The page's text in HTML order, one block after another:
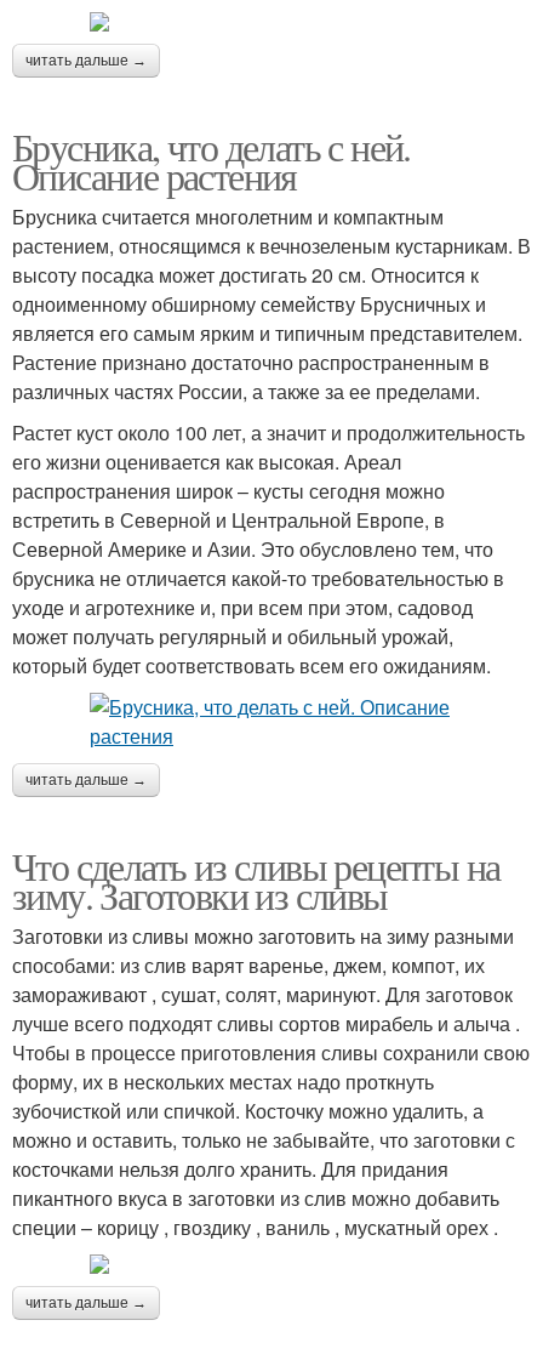
читать дальше →
Брусника, что делать с ней.
Описание растения
Брусника считается многолетним и компактным
растением, относящимся к вечнозеленым кустарникам. В
высоту посадка может достигать 20 см. Относится к
одноименному обширному семейству Брусничных и
является его самым ярким и типичным представителем.
Растение признано достаточно распространенным в
различных частях России, а также за ее пределами.
Растет куст около 100 лет, а значит и продолжительность
его жизни оценивается как высокая. Ареал
распространения широк – кусты сегодня можно
встретить в Северной и Центральной Европе, в
Северной Америке и Азии. Это обусловлено тем, что
брусника не отличается какой-то требовательностью в
уходе и агротехнике и, при всем при этом, садовод
может получать регулярный и обильный урожай,
который будет соответствовать всем его ожиданиям.
читать дальше →
Что сделать из сливы рецепты на
зиму. Заготовки из сливы
Заготовки из сливы можно заготовить на зиму разными
способами: из слив варят варенье, джем, компот, их
замораживают , сушат, солят, маринуют. Для заготовок
лучше всего подходят сливы сортов мирабель и алыча .
Чтобы в процессе приготовления сливы сохранили свою
форму, их в нескольких местах надо проткнуть
зубочисткой или спичкой. Косточку можно удалить, а
можно и оставить, только не забывайте, что заготовки с
косточками нельзя долго хранить. Для придания
пикантного вкуса в заготовки из слив можно добавить
специи – корицу , гвоздику , ваниль , мускатный орех .
читать дальше →